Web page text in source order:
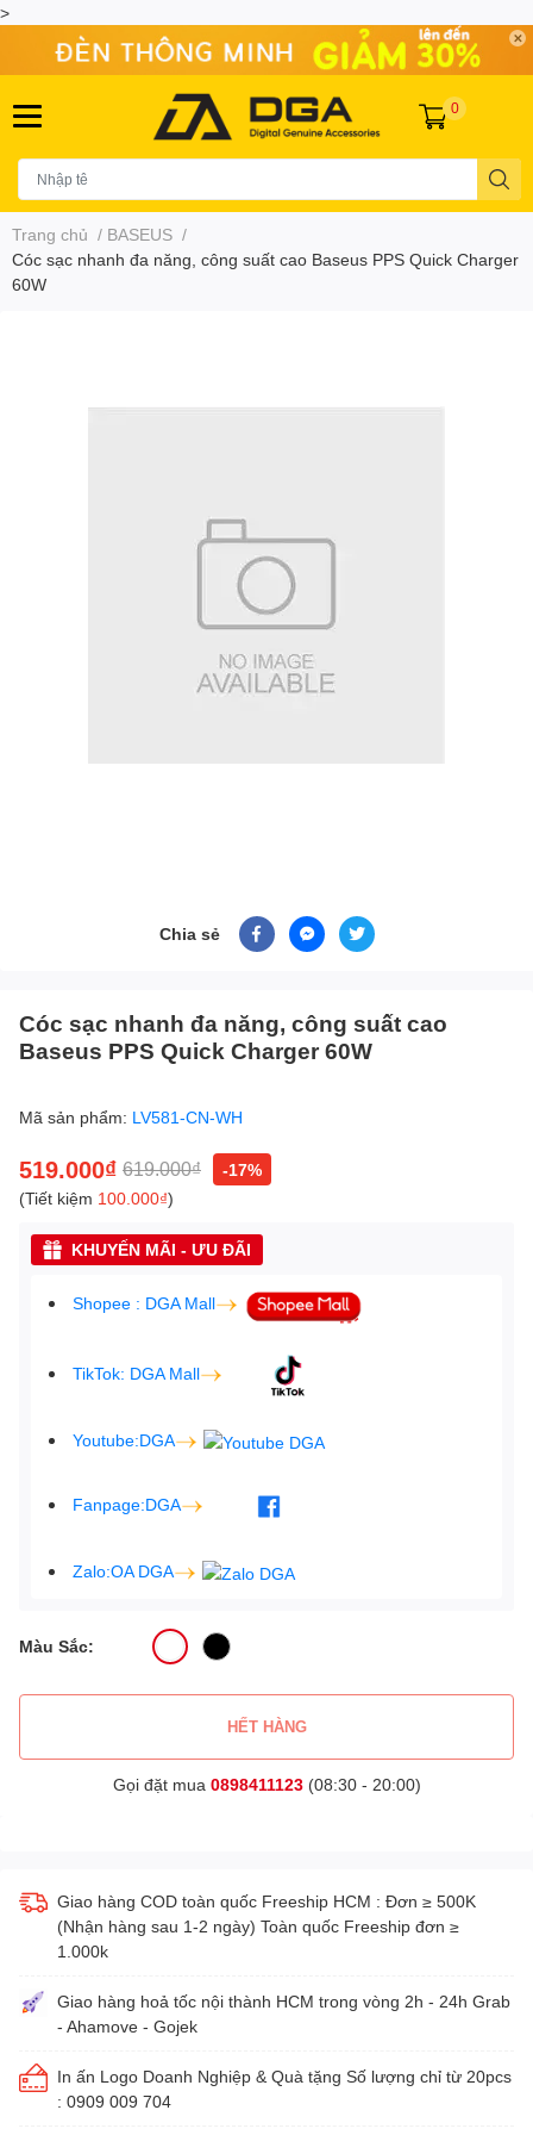
>
0
Trang chủ / BASEUS /
Cóc sạc nhanh đa năng, công suất cao Baseus PPS Quick Charger
60W
Chia sẻ
Cóc sạc nhanh đa năng, công suất cao
Baseus PPS Quick Charger 60W
Mã sản phẩm: LV581-CN-WH
519.000₫ 619.000₫
-17%
(Tiết kiệm 100.000₫)
KHUYẾN MÃI - ƯU ĐÃI
Shopee : DGA Mall
TikTok: DGA Mall
Youtube:DGA
Fanpage:DGA
Zalo:OA DGA
Màu Sắc:
HẾT HÀNG
Gọi đặt mua 0898411123(08:30 - 20:00)
Giao hàng COD toàn quốc Freeship HCM : Đơn ≥ 500K
(Nhận hàng sau 1-2 ngày) Toàn quốc Freeship đơn ≥
1.000k
Giao hàng hoả tốc nội thành HCM trong vòng 2h - 24h Grab
- Ahamove - Gojek
In ấn Logo Doanh Nghiệp & Quà tặng Số lượng chỉ từ 20pcs
: 0909 009 704